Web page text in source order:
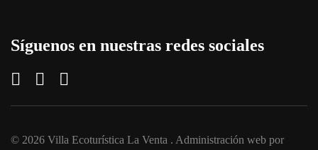
Síguenos en nuestras redes sociales
© 2026 Villa Ecoturística La Venta . Administración web por